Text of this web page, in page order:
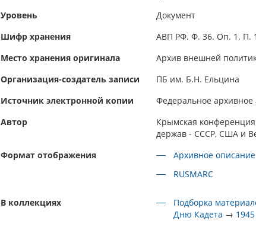
Уровень
Документ
Шифр хранения
АВП РФ. Ф. 36. Оп. 1. П.
Место хранения оригинала
Архив внешней
Организация-создатель записи
ПБ им. Б.Н. Ельцина
Источник электронной копии
Федеральное архивное
Автор
Крымская
держав - СССР, США и
Формат отображения
Архивное описание
RUSMARC
В коллекциях
Подборка
Дню Кадета →